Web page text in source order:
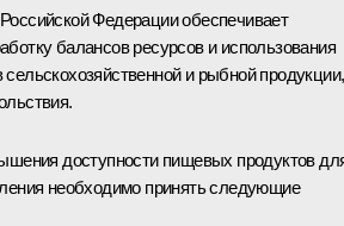
Федерации обеспечивает
балансов ресурсов и использования
и рыбной продукции,
доступности пищевых продуктов
необходимо принять следующие